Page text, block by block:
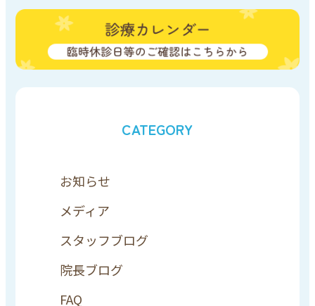
CATEGORY
お知らせ
メディア
スタッフブログ
院長ブログ
FAQ